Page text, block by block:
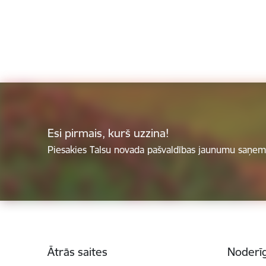
Esi pirmais, kurš uzzina!
Piesakies Talsu novada pašvaldības jaunumu
Ātrās saites